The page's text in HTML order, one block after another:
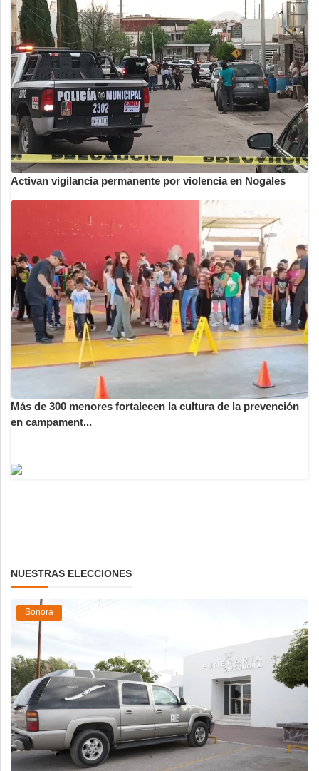
Activan vigilancia permanente por violencia en Nogales
Más de 300 menores fortalecen la cultura de la prevención
en campament...
NUESTRAS ELECCIONES
Sonora